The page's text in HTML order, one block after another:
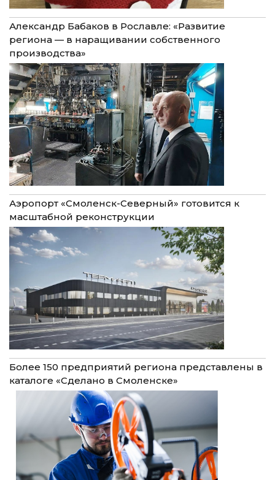
Александр Бабаков в Рославле: «Развитие
региона — в наращивании собственного
производства»
Аэропорт «Смоленск-Северный» готовится к
масштабной реконструкции
Более 150 предприятий региона представлены в
каталоге «Сделано в Смоленске»